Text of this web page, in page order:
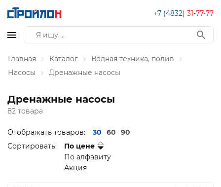
+7 (4832) 31-77-77
Главная Каталог
Водная техника, полив
Насосы
Дренажные насосы
Дренажные насосы
82 товара
Отображать товаров: 30 60
90
Сортировать:
По цене
По алфавиту
Акция